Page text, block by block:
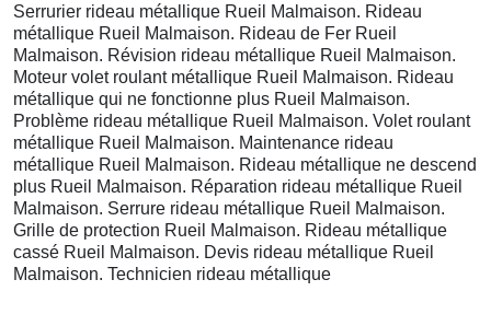
Serrurier rideau métallique Rueil Malmaison. Rideau
métallique Rueil Malmaison. Rideau de Fer Rueil
Malmaison. Révision rideau métallique Rueil Malmaison.
Moteur volet roulant métallique Rueil Malmaison. Rideau
métallique qui ne fonctionne plus Rueil Malmaison.
Problème rideau métallique Rueil Malmaison. Volet roulant
métallique Rueil Malmaison. Maintenance rideau
métallique Rueil Malmaison. Rideau métallique ne descend
plus Rueil Malmaison. Réparation rideau métallique Rueil
Malmaison. Serrure rideau métallique Rueil Malmaison.
Grille de protection Rueil Malmaison. Rideau métallique
cassé Rueil Malmaison. Devis rideau métallique Rueil
Malmaison. Technicien rideau métallique